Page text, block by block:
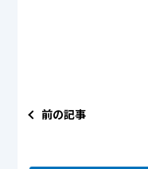
前の記事